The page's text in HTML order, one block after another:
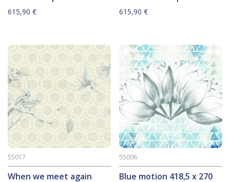
615,90 € 615,90€
When we meet again
55017
Blue motion 418,5 x 270
55006